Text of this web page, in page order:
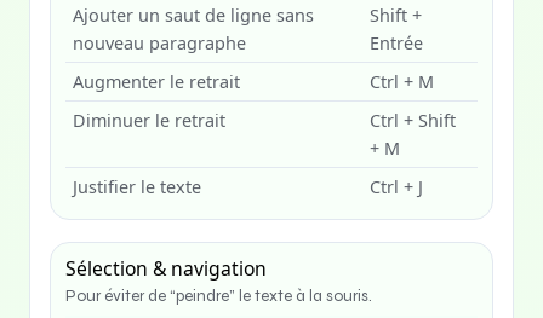
Ajouter un saut de ligne sans
nouveau paragraphe
Shift +
Entrée
Augmenter le retrait
Ctrl + M
Diminuer le retrait
Ctrl + Shift
+ M
Justifier le texte
Ctrl + J
Sélection & navigation
Pour éviter de “peindre” le texte à la souris.